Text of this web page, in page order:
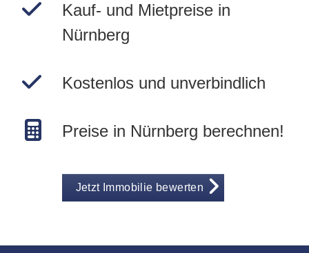
Kauf- und Mietpreise in
Nürnberg
Kostenlos und unverbindlich
Preise in Nürnberg berechnen!
Jetzt Immobilie bewerten